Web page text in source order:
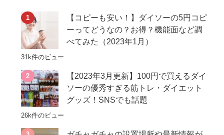
【コピーも安い！】ダイソーの5円コピ
ーってどうなの？お得？機能面など調
べてみた（2023年1月）
31k件のビュー
【2023年3月更新】100円で買えるダイ
ソーの優秀すぎる筋トレ・ダイエット
グッズ！SNSでも話題
26k件のビュー